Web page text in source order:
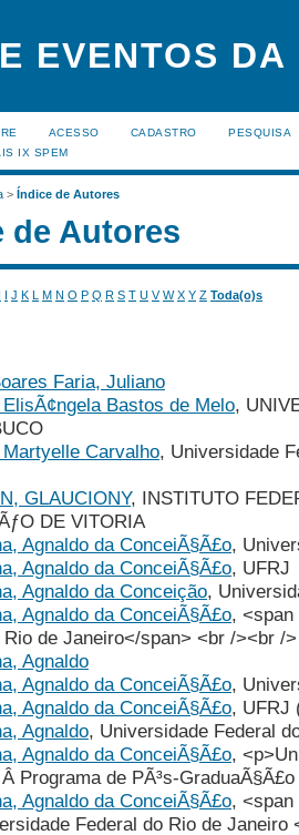
EVENTOS DA
ACESSO CADASTRO
PESQUISA
IX SPEM
> Índice de Autores
de Autores
I J K L M N O P Q R S T U V W X Y Z Toda(o)s
Faria, Juliano
Bastos de Melo,
Carvalho, Universidade
GLAUCIONY, INSTITUTO
DE VITORIA
Agnaldo da ConceiÃ§Ã£o,
Agnaldo da ConceiÃ§Ã£o, UFRJ
Agnaldo da Conceição,
Agnaldo da ConceiÃ§Ã£o,
Rio de Janeiro</span> <br /><br />
Agnaldo
Agnaldo da ConceiÃ§Ã£o,
Agnaldo da ConceiÃ§Ã£o, UFRJ
Agnaldo, Universidade Federal
Agnaldo da ConceiÃ§Ã£o,
Programa de PÃ³s-
Agnaldo da ConceiÃ§Ã£o,
Federal do Rio de Janeiro